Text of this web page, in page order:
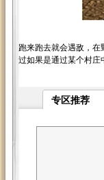
跑来跑去就会遇敌，
过如果是通过某个村庄
专区推荐